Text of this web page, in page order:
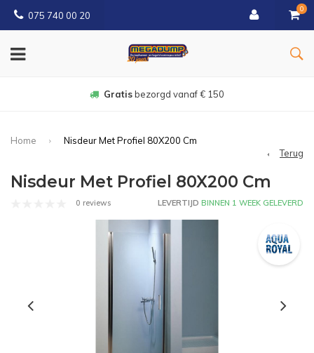
075 740 00 20
0
Gratisbezorgd vanaf € 150
Home
Nisdeur Met Profiel 80X200 Cm
Terug
Nisdeur Met Profiel 80X200 Cm
0 reviews LEVERTIJD BINNEN 1 WEEK GELEVERD